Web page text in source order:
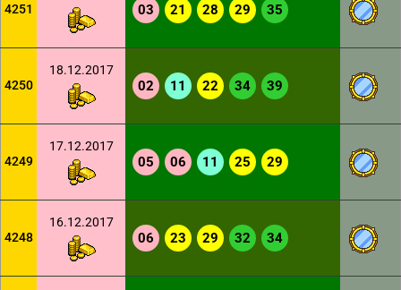
4251 03 21 28 29 35
4250
18.12.2017
02 11 22 34 39
4249
17.12.2017
05 06 11 25 29
4248
16.12.2017
06 23 29 32 34